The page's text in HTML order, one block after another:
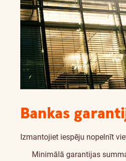
Bankas
Izmantojiet iespēju nopelnīt
Minimālā garantijas